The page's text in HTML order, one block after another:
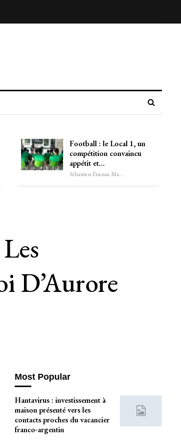
Football : le Local 1, un
compétition convaincu
appétit et…
Sébastien-Étienne Marechal
D’Aurore
Most Popular
Hantavirus : investissement à
maison présenté vers les
contacts proches du vacancier
franco-argentin